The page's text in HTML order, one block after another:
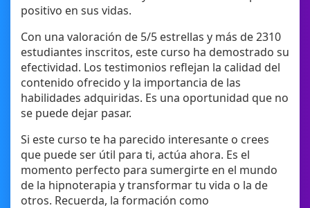
positivo en sus vidas.
Con una valoración de 5/5 estrellas y más de 2310
estudiantes inscritos, este curso ha demostrado su
efectividad. Los testimonios reflejan la calidad del
contenido ofrecido y la importancia de las
habilidades adquiridas. Es una oportunidad que no
se puede dejar pasar.
Si este curso te ha parecido interesante o crees
que puede ser útil para ti, actúa ahora. Es el
momento perfecto para sumergirte en el mundo
de la hipnoterapia y transformar tu vida o la de
otros. Recuerda, la formación como